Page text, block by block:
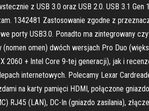
z USB 3.0 oraz USB 2.0. USB 3.1
1342481 Zastosowanie zgodne z
porty USB3.0. Ponadto ma zintegrowany
omen) dwóch wersjach Pro Duo
2060 + Intel Core 9-tej generacji), jak i
internetowych. Polecamy Lexar
na karty pamięci HDMI, połączone
RJ45 (LAN), DC-In (gniazdo zasilania),